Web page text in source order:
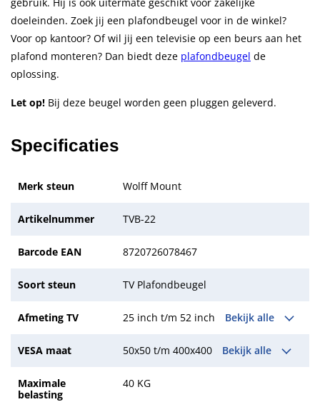
Specificaties
Merk steun Wolff Mount
Artikelnummer TVB-22
Barcode EAN 8720726078467
Soort steun TV Plafondbeugel
Afmeting TV 25 inch t/m 52 inch Bekijk alle
VESA maat 50x50 t/m 400x400 Bekijk alle
Maximale
belasting
40 KG
gebruik. Hij is ook uitermate geschikt voor zakelijke
doeleinden. Zoek jij een plafondbeugel voor in de winkel?
Voor op kantoor? Of wil jij een televisie op een beurs aan het
plafond monteren? Dan biedt deze plafondbeugel de
oplossing.
Let op! Bij deze beugel worden geen pluggen geleverd.